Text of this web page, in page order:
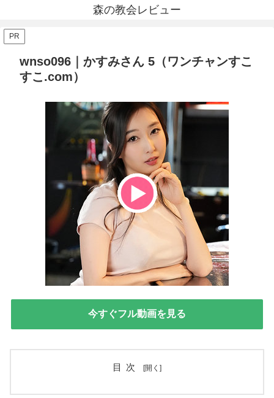
森の教会レビュー
PR
wnso096｜かすみさん 5（ワンチャンすこ
すこ.com）
今すぐフル動画を見る
目次